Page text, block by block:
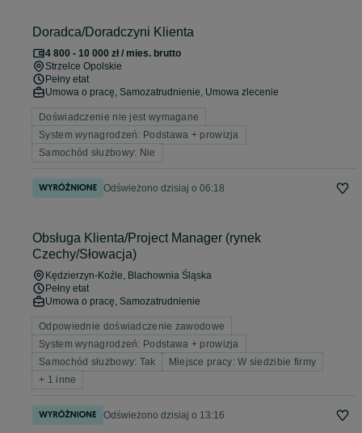
Doradca/Doradczyni Klienta
4 800 - 10 000 zł / mies. brutto
Strzelce Opolskie
Pełny etat
Umowa o pracę, Samozatrudnienie, Umowa zlecenie
Doświadczenie nie jest wymagane
System wynagrodzeń: Podstawa + prowizja
Samochód służbowy: Nie
Odświeżono dzisiaj o 06:18
Obsługa Klienta/Project Manager (rynek
Czechy/Słowacja)
Kędzierzyn-Koźle, Blachownia Śląska
Pełny etat
Umowa o pracę, Samozatrudnienie
Odpowiednie doświadczenie zawodowe
System wynagrodzeń: Podstawa + prowizja
Samochód służbowy: Tak
Miejsce pracy: W siedzibie firmy
+ 1 inne
Odświeżono dzisiaj o 13:16